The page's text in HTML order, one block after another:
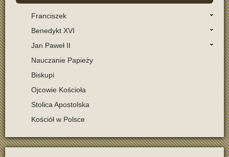
Franciszek
Benedykt XVI
Jan Paweł II
Nauczanie Papieży
Biskupi
Ojcowie Kościoła
Stolica Apostolska
Kościół w Polsce